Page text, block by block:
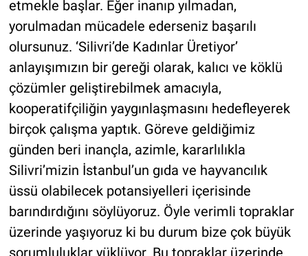
etmekle başlar. Eğer inanıp yılmadan,
yorulmadan mücadele ederseniz başarılı
olursunuz. ‘Silivri’de Kadınlar Üretiyor’
anlayışımızın bir gereği olarak, kalıcı ve köklü
çözümler geliştirebilmek amacıyla,
kooperatifçiliğin yaygınlaşmasını hedefleyerek
birçok çalışma yaptık. Göreve geldiğimiz
günden beri inançla, azimle, kararlılıkla
Silivri’mizin İstanbul’un gıda ve hayvancılık
üssü olabilecek potansiyelleri içerisinde
barındırdığını söylüyoruz. Öyle verimli topraklar
üzerinde yaşıyoruz ki bu durum bize çok büyük
sorumluluklar yüklüyor. Bu topraklar üzerinde